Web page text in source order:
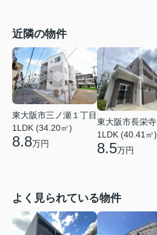
近隣の物件
東大阪市三ノ瀬１丁目
1LDK (34.20㎡)
8.8万円
東大阪市長栄寺
1LDK (40.41㎡)
8.5万円
よく見られている物件